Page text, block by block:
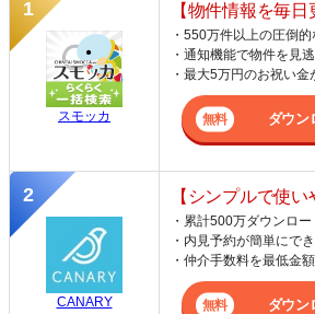
スモッカ
【物件情報を毎日
・550万件以上の圧倒
・通知機能で物件を見
・最大5万円のお祝い金
ダウン
CANARY
【シンプルで使い
・累計500万ダウンロ
・内見予約が簡単にで
・仲介手数料を最低金
ダウン